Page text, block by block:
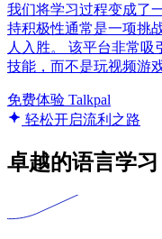
我们将学习过程变成了
持积极性通常是一项挑
人入胜。 该平台非常
技能，而不是玩视频游戏
免费体验 Talkpal
轻松开启流利之路
卓越的语言学习